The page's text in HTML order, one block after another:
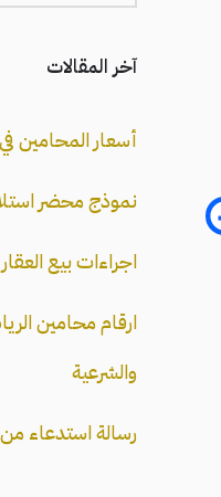
آخر المقالات
أسعار المحامين
نموذج محضر
اجراءات بيع
ارقام محامين
والشرعية
رسالة استدعاء